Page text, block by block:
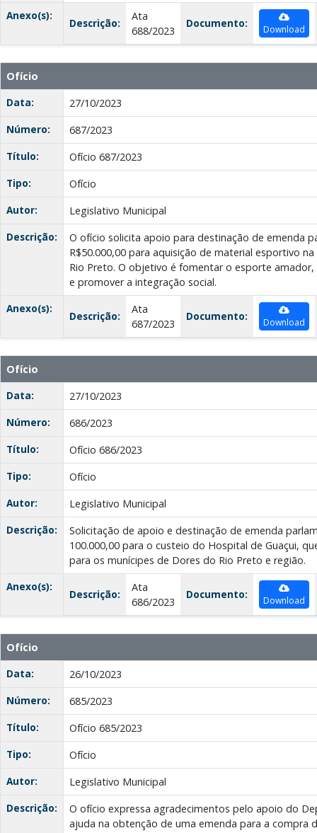
Anexo(s):
Descrição:
Ata
688/2023
Documento: Download
Ofício
Data:
27/10/2023
Número:
687/2023
Título:
Ofício 687/2023
Tipo:
Ofício
Autor:
Legislativo Municipal
Descrição:
O ofício solicita apoio para destinação de emenda
R$50.000,00 para aquisição de material esportivo
Rio Preto. O objetivo é fomentar o esporte
e promover a integração social.
Anexo(s):
Descrição:
Ata
687/2023
Documento: Download
Ofício
Data:
27/10/2023
Número:
686/2023
Título:
Ofício 686/2023
Tipo:
Ofício
Autor:
Legislativo Municipal
Descrição:
Solicitação de apoio e destinação de emenda
100.000,00 para o custeio do Hospital de Guaçui,
para os munícipes de Dores do Rio Preto e região.
Anexo(s):
Descrição:
Ata
686/2023
Documento: Download
Ofício
Data:
26/10/2023
Número:
685/2023
Título:
Ofício 685/2023
Tipo:
Ofício
Autor:
Legislativo Municipal
Descrição:
O ofício expressa agradecimentos pelo apoio do
ajuda na obtenção de uma emenda para a compra